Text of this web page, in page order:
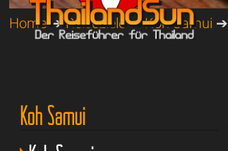
Home➔Reiseziele➔Koh Samui ➔
Koh Samui